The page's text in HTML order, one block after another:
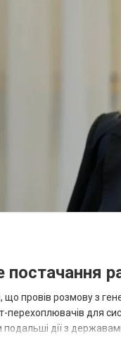
провів розмову з
перехоплювачів для
дії з